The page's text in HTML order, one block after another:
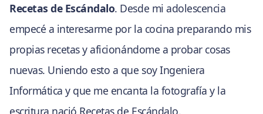
Recetas de Escándalo. Desde mi adolescencia
empecé a interesarme por la cocina preparando mis
propias recetas y aficionándome a probar cosas
nuevas. Uniendo esto a que soy Ingeniera
Informática y que me encanta la fotografía y la
escritura nació Recetas de Escándalo.